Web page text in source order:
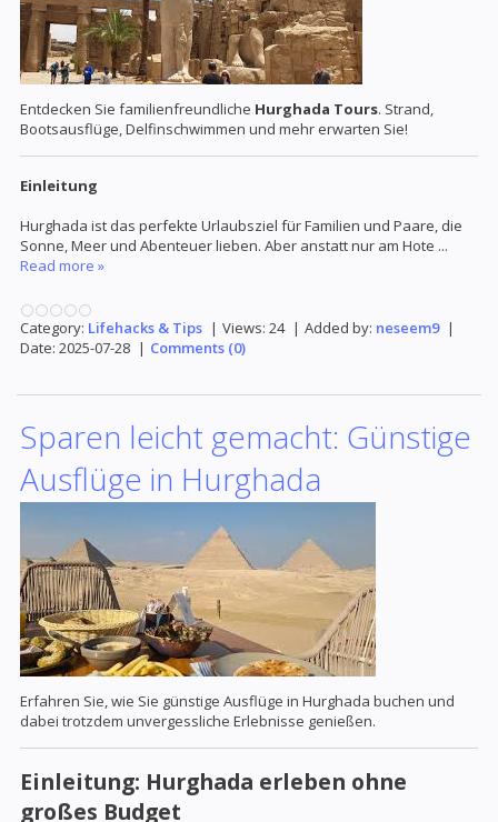
Entdecken Sie familienfreundliche Hurghada Tours. Strand,
Bootsausflüge, Delfinschwimmen und mehr erwarten Sie!
Einleitung
Hurghada ist das perfekte Urlaubsziel für Familien und Paare, die
Sonne, Meer und Abenteuer lieben. Aber anstatt nur am Hote ...
Read more »
Category: Lifehacks & Tips | Views: 24 | Added by: neseem9 |
Date: 2025-07-28 | Comments (0)
Sparen leicht gemacht: Günstige
Ausflüge in Hurghada
Erfahren Sie, wie Sie günstige Ausflüge in Hurghada buchen und
dabei trotzdem unvergessliche Erlebnisse genießen.
Einleitung: Hurghada erleben ohne
großes Budget